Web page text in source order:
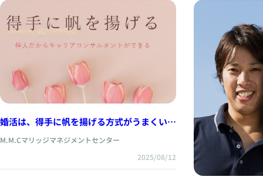
婚活は、得手に帆を揚げる方式がうまくいく
M.M.Cマリッジマネジメントセンター
2025/08/12